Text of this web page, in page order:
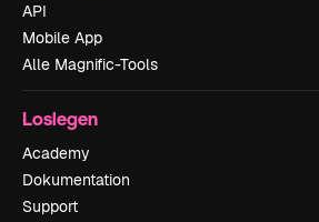
API
Mobile App
Alle Magnific-Tools
Loslegen
Academy
Dokumentation
Support